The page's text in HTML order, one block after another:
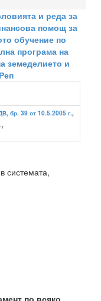
и реда за
помощ за
обучение по
програма на
земеделието и
бр. 39 от 10.5.2005 г.,
,
системата,
по всяко